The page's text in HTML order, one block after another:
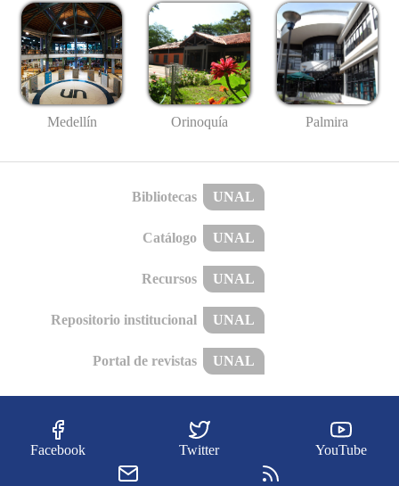
Medellín Orinoquía Palmira
Bibliotecas UNAL
Catálogo UNAL
Recursos UNAL
Repositorio institucional UNAL
Portal de revistas UNAL
Facebook Twitter YouTube